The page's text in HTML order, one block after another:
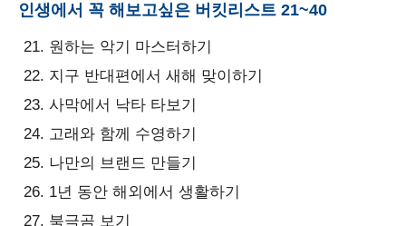
인생에서 꼭 해보고싶은 버킷리스트 21~40
원하는 악기 마스터하기
지구 반대편에서 새해 맞이하기
사막에서 낙타 타보기
고래와 함께 수영하기
나만의 브랜드 만들기
1년 동안 해외에서 생활하기
북극곰 보기